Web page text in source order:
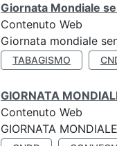
Giornata Mondiale
Contenuto Web
Giornata mondiale
TABAGISMO
GIORNATA
Contenuto Web
GIORNATA